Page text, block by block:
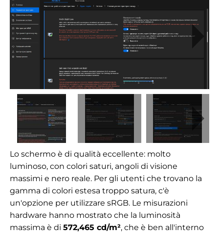
Lo schermo è di qualità eccellente: molto
luminoso, con colori saturi, angoli di visione
massimi e nero reale. Per gli utenti che trovano la
gamma di colori estesa troppo satura, c'è
un'opzione per utilizzare sRGB. Le misurazioni
hardware hanno mostrato che la luminosità
massima è di 572,465 cd/m², che è ben all'interno